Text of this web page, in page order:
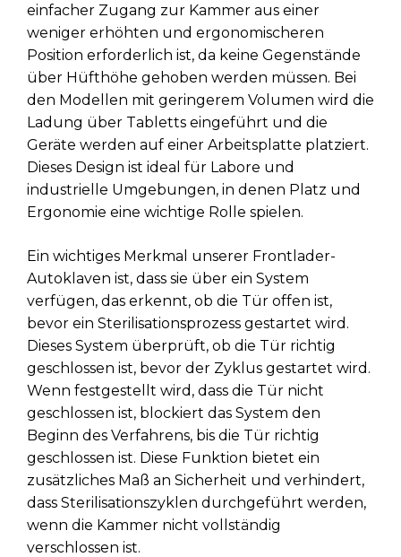
einfacher Zugang zur Kammer aus einer
weniger erhöhten und ergonomischeren
Position erforderlich ist, da keine Gegenstände
über Hüfthöhe gehoben werden müssen. Bei
den Modellen mit geringerem Volumen wird die
Ladung über Tabletts eingeführt und die
Geräte werden auf einer Arbeitsplatte platziert.
Dieses Design ist ideal für Labore und
industrielle Umgebungen, in denen Platz und
Ergonomie eine wichtige Rolle spielen.
Ein wichtiges Merkmal unserer Frontlader-
Autoklaven ist, dass sie über ein System
verfügen, das erkennt, ob die Tür offen ist,
bevor ein Sterilisationsprozess gestartet wird.
Dieses System überprüft, ob die Tür richtig
geschlossen ist, bevor der Zyklus gestartet wird.
Wenn festgestellt wird, dass die Tür nicht
geschlossen ist, blockiert das System den
Beginn des Verfahrens, bis die Tür richtig
geschlossen ist. Diese Funktion bietet ein
zusätzliches Maß an Sicherheit und verhindert,
dass Sterilisationszyklen durchgeführt werden,
wenn die Kammer nicht vollständig
verschlossen ist.